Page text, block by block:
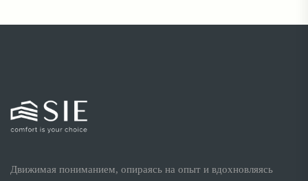
Движимая пониманием, опираясь на опыт и вдохновляясь